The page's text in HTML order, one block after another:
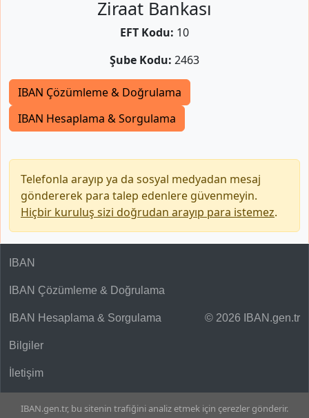
Ziraat Bankası
EFT Kodu: 10
Şube Kodu: 2463
IBAN Çözümleme & Doğrulama
IBAN Hesaplama & Sorgulama
Telefonla arayıp ya da sosyal medyadan mesaj
göndererek para talep edenlere güvenmeyin.
Hiçbir kuruluş sizi doğrudan arayıp para istemez.
© 2026 IBAN.gen.tr
IBAN
IBAN Çözümleme & Doğrulama
IBAN Hesaplama & Sorgulama
Bilgiler
İletişim
IBAN.gen.tr, bu sitenin trafiğini analiz etmek için çerezler gönderir.